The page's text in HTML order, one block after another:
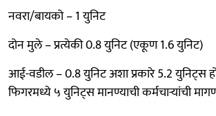
नवरा/बायको – 1 युनिट
दोन मुले – प्रत्येकी 0.8 युनिट (एकूण 1.6 युनिट)
आई-वडील – 0.8 युनिट अशा प्रकारे 5.2 युनिट्स
फिगरमध्ये ५ युनिट्स मानण्याची कर्मचाऱ्यांची